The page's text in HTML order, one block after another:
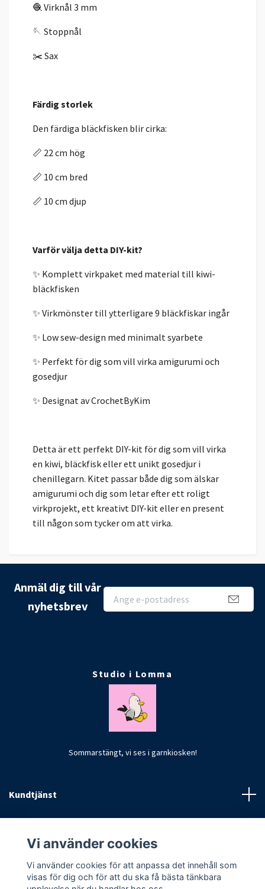
🧶 Virknål 3 mm
🪡 Stoppnål
✂️ Sax
Färdig storlek
Den färdiga bläckfisken blir cirka:
📏 22 cm hög
📏 10 cm bred
📏 10 cm djup
Varför välja detta DIY-kit?
✨ Komplett virkpaket med material till kiwi-
bläckfisken
✨ Virkmönster till ytterligare 9 bläckfiskar ingår
✨ Low sew-design med minimalt syarbete
✨ Perfekt för dig som vill virka amigurumi och
gosedjur
✨ Designat av CrochetByKim
Detta är ett perfekt DIY-kit för dig som vill virka
en kiwi, bläckfisk eller ett unikt gosedjur i
chenillegarn. Kitet passar både dig som älskar
amigurumi och dig som letar efter ett roligt
virkprojekt, ett kreativt DIY-kit eller en present
till någon som tycker om att virka.
Anmäl dig till vår
nyhetsbrev
Studio i Lomma
Sommarstängt, vi ses i garnkiosken!
Kundtjänst
Vi använder cookies
Vi använder cookies för att anpassa det innehåll som
visas för dig och för att du ska få bästa tänkbara